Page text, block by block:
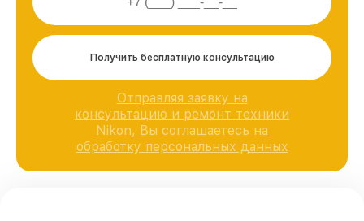
Получить бесплатную консультацию
Отправляя заявку на
консультацию и ремонт техники
Nikon, Вы соглашаетесь на
обработку персональных данных